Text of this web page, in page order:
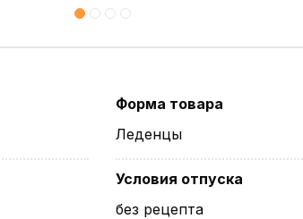
Форма товара
Леденцы
Условия отпуска
без рецепта